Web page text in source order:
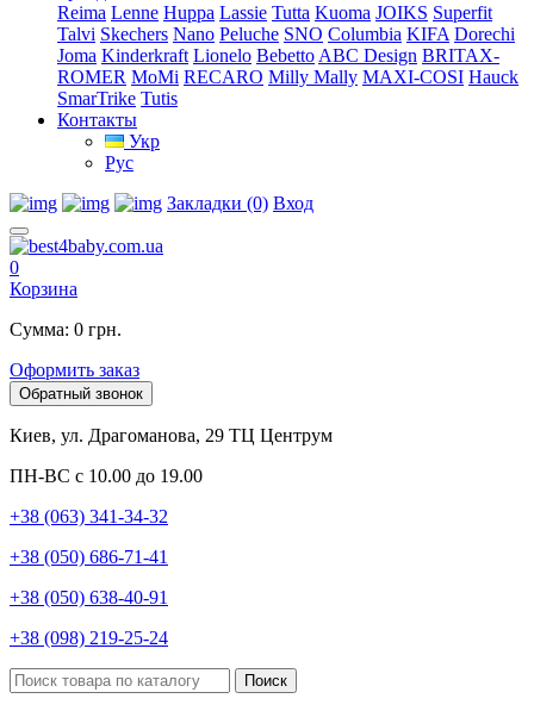
Reima Lenne Huppa Lassie Tutta Kuoma JOIKS Superfit
Talvi Skechers Nano Peluche SNO Columbia KIFA Dorechi
Joma Kinderkraft Lionelo Bebetto ABC Design BRITAX-
ROMER MoMi RECARO Milly Mally MAXI-COSI Hauck
SmarTrike Tutis
Контакты
Укр
Рус
Закладки (0) Вход
0
Корзина
Сумма: 0 грн.
Оформить заказ
Обратный звонок
Киев, ул. Драгоманова, 29 ТЦ Центрум
ПН-ВС с 10.00 до 19.00
+38 (063) 341-34-32
+38 (050) 686-71-41
+38 (050) 638-40-91
+38 (098) 219-25-24
Поиск